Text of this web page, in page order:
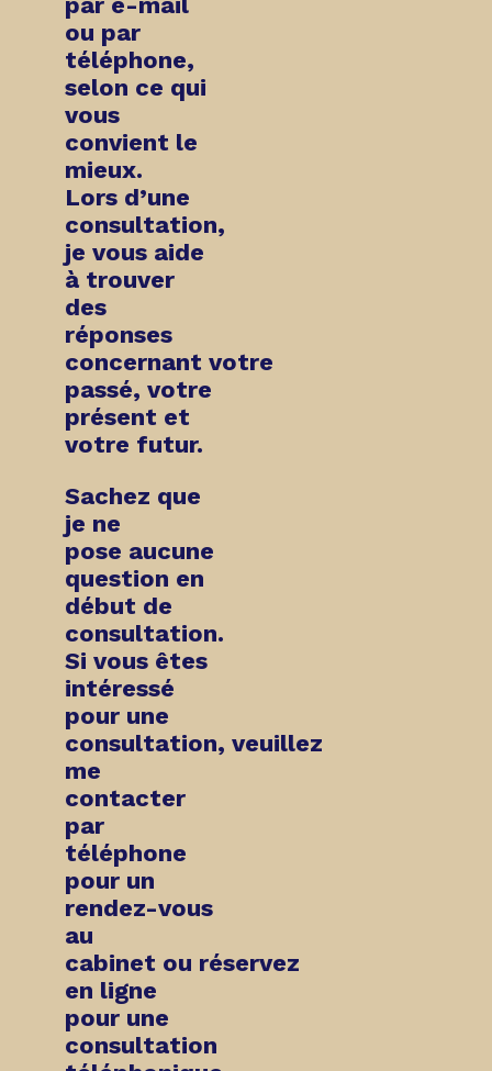
ou par
téléphone,
selon ce qui
vous
convient le
mieux.
Lors d’une
consultation,
je vous aide
à trouver
des
réponses
concernant votre
passé, votre
présent et
votre futur.
Sachez que
je ne
pose aucune
question en
début de
consultation.
Si vous êtes
intéressé
pour une
consultation, veuillez
me
contacter
par
téléphone
pour un
rendez-vous
au
cabinet ou réservez
en ligne
pour une
consultation